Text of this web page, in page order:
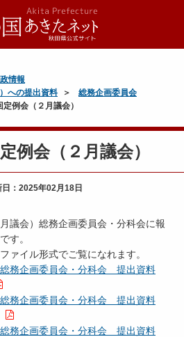
情報
への提出資料
総務企画委員会
例会（２月議会）
例会（２月議会）
： 2025年02月18日
議会）総務企画委員会・分科会に報
す。
ァイル形式でご覧になれます。
務企画委員会・分科会 提出資料
務企画委員会・分科会 提出資料
務企画委員会・分科会 提出資料